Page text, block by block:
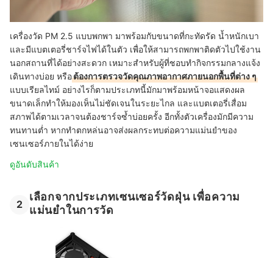
เครื่องวัด PM 2.5 แบบพกพา มาพร้อมกับขนาดที่กะทัดรัด น้ำหนักเบา
และมีแบตเตอรี่ชาร์จไฟได้ในตัว เพื่อให้สามารถพกพาติดตัวไปใช้งาน
นอกสถานที่ได้อย่างสะดวก เหมาะสำหรับผู้ที่ชอบทำกิจกรรมกลางแจ้ง
เดินทางบ่อย หรือต้องการตรวจวัดคุณภาพอากาศภายนอกพื้นที่ต่าง ๆ
แบบเรียลไทม์ อย่างไรก็ตามประเภทนี้มักมาพร้อมหน้าจอแสดงผล
ขนาดเล็กทำให้มองเห็นไม่ชัดเจนในระยะไกล และแบตเตอรี่เสื่อม
สภาพได้ตามเวลาจนต้องชาร์จซ้ำบ่อยครั้ง อีกทั้งตัวเครื่องมักมีความ
ทนทานต่ำ หากทำตกหล่นอาจส่งผลกระทบต่อความแม่นยำของ
เซนเซอร์ภายในได้ง่าย
ดูอันดับสินค้า
2
เลือกจากประเภทเซนเซอร์วัดฝุ่น เพื่อความ
แม่นยำในการวัด